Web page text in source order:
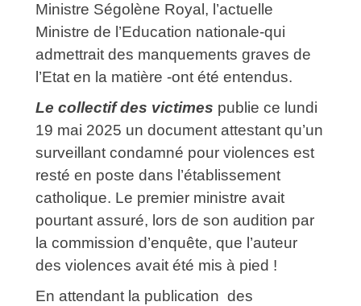
Ministre Ségolène Royal, l’actuelle
Ministre de l’Education nationale-qui
admettrait des manquements graves de
l’Etat en la matière -ont été entendus.
Le collectif des victimes publie ce lundi
19 mai 2025 un document attestant qu’un
surveillant condamné pour violences est
resté en poste dans l’établissement
catholique. Le premier ministre avait
pourtant assuré, lors de son audition par
la commission d’enquête, que l’auteur
des violences avait été mis à pied !
En attendant la publication des